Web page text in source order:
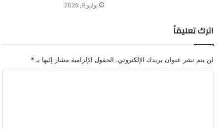
يوليو 9, 2025
اترك تعليقاً
لن يتم نشر عنوان بريدك الإلكتروني. الحقول الإلزامية مشار إليها بـ *